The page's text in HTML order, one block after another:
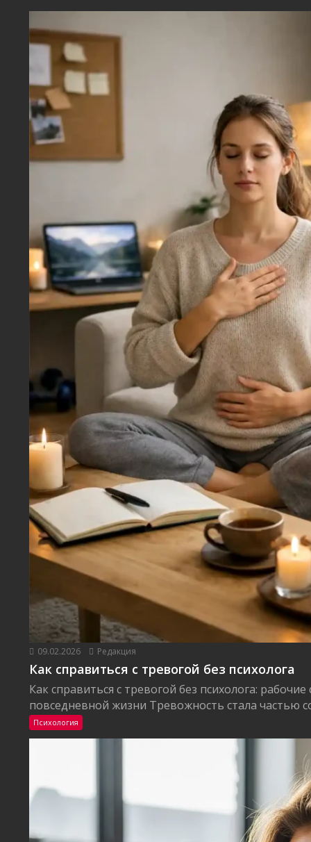
09.02.2026 Редакция
Как справиться с тревогой без психолога
Как справиться с тревогой без психолога:
повседневной жизни Тревожность стала частью
Психология